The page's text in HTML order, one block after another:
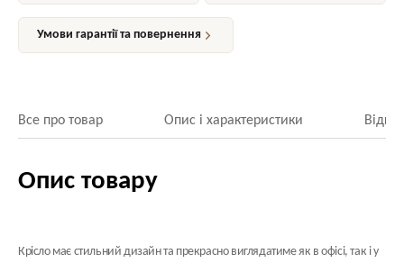
Умови гарантії та повернення
Все про товар Опис і характеристики
Опис товару
Крісло має стильний дизайн та прекрасно виглядатиме як в офісі, так і у